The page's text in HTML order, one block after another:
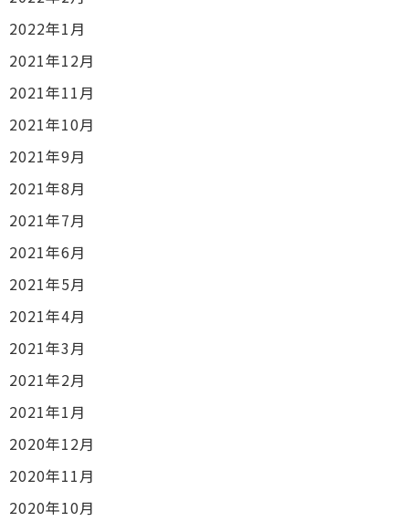
2022年1月
2021年12月
2021年11月
2021年10月
2021年9月
2021年8月
2021年7月
2021年6月
2021年5月
2021年4月
2021年3月
2021年2月
2021年1月
2020年12月
2020年11月
2020年10月